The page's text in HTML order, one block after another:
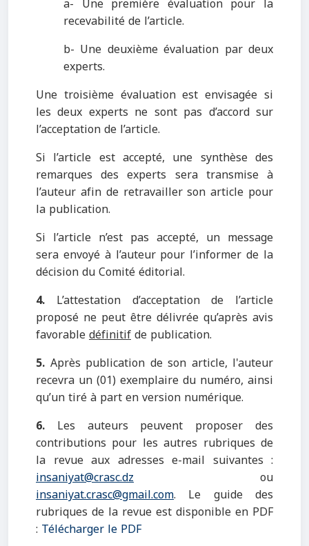
recevabilité de l’article.
b- Une deuxième évaluation par deux
experts.
Une troisième évaluation est envisagée si
les deux experts ne sont pas d’accord sur
l’acceptation de l’article.
Si l’article est accepté, une synthèse des
remarques des experts sera transmise à
l’auteur afin de retravailler son article pour
la publication.
Si l’article n’est pas accepté, un message
sera envoyé à l’auteur pour l’informer de la
décision du Comité éditorial.
4. L’attestation d’acceptation de l’article
proposé ne peut être délivrée qu’après avis
favorabledéfinitifde publication.
5. Après publication de son article, l'auteur
recevra un (01) exemplaire du numéro, ainsi
qu’un tiré à part en version numérique.
6. Les auteurs peuvent proposer des
contributions pour les autres rubriques de
la revue aux adresses e-mail suivantes :
insaniyat@crasc.dz ou
insaniyat.crasc@gmail.com. Le guide des
rubriques de la revue est disponible en PDF
: Télécharger le PDF